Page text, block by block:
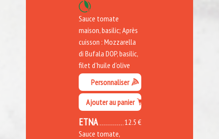
Sauce tomate
maison, basilic; Après
cuisson : Mozzarella
di Bufala DOP, basilic,
filet d'huile d'olive
Personnaliser
Ajouter au panier
12.5 €
ETNA
Sauce tomate,